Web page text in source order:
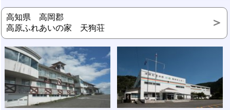
高知県 高岡郡
高原ふれあいの家 天狗荘